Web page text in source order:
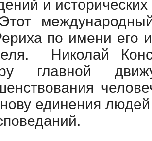
и
Этот
по имени его
Николай
главной
единения